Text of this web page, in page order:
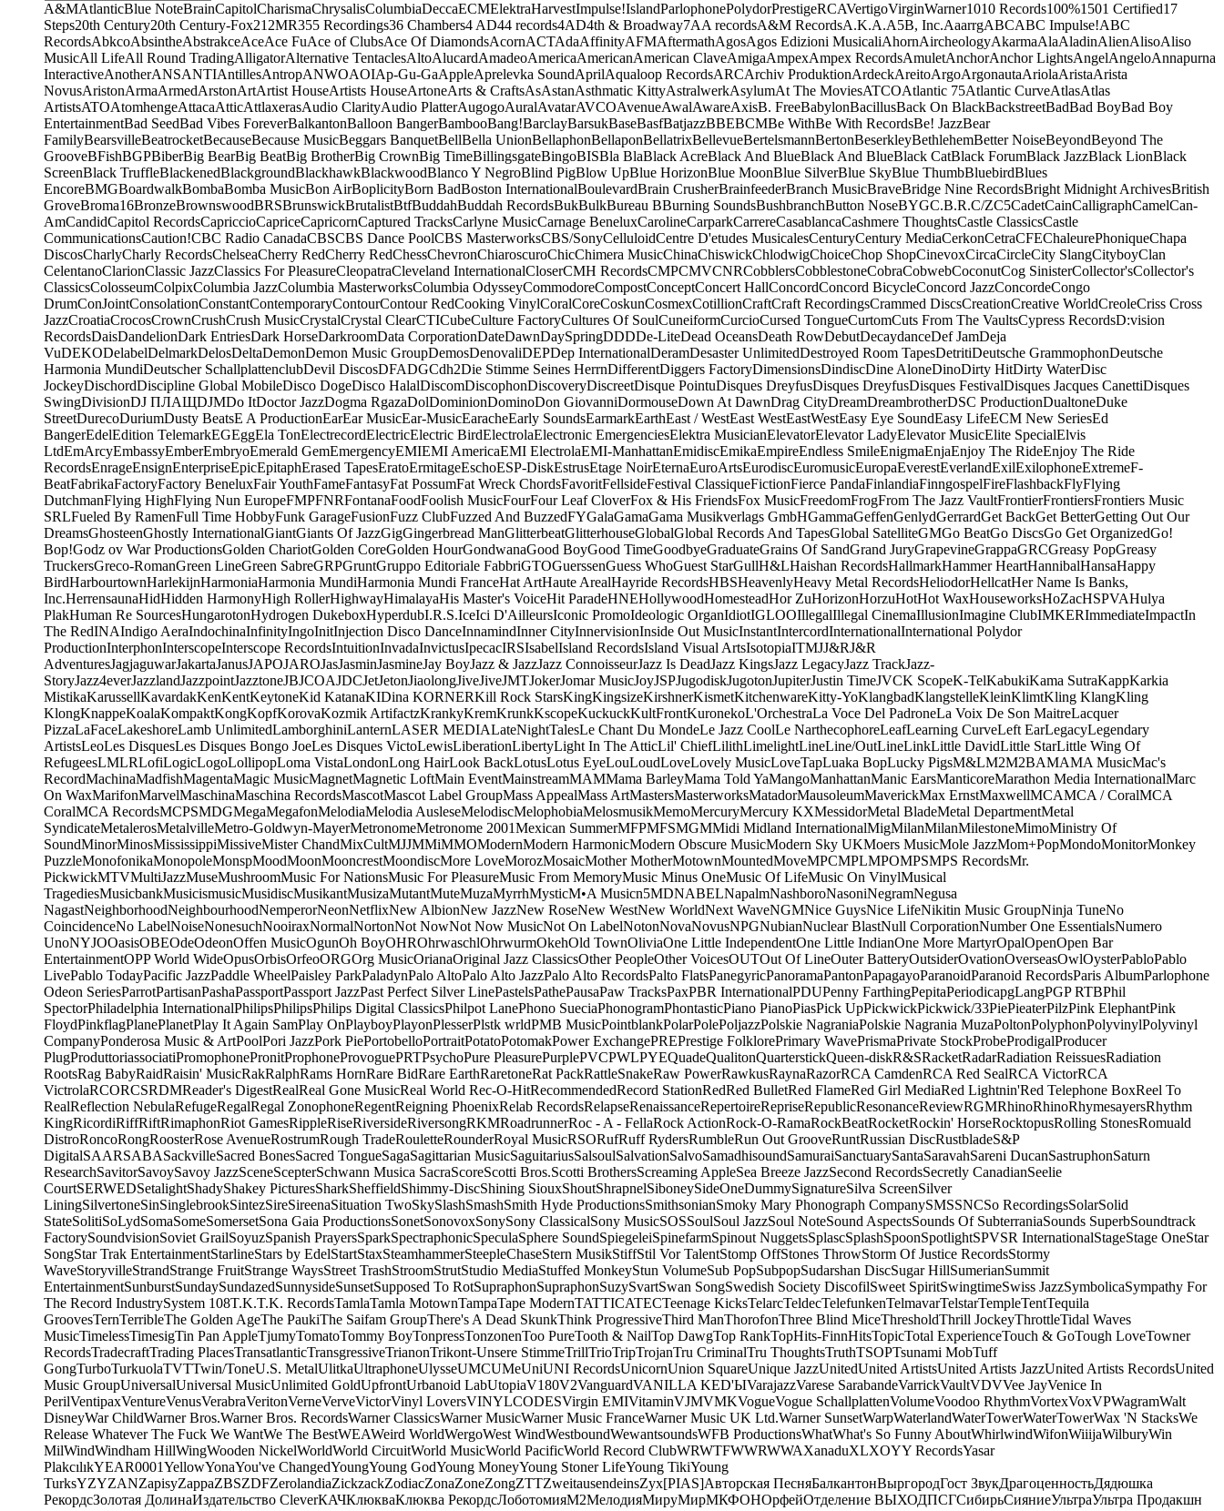
A&MAtlanticBlue NoteBrainCapitolCharismaChrysalisColumbiaDeccaECMElektraHarvestImpulse!IslandParlophonePolydorPrestigeRCAVertigoVirginWarner1010 Records100%1501 Certified17
Steps20th Century20th Century-Fox21 2MR355 Recordings36 Chambers4 AD44 records4AD4th & Broadway7AA recordsA&M RecordsA.K.A.A5B, Inc.AaarrgABCABC Impulse!ABC
RecordsAbkcoAbsintheAbstrakceAceAce FuAce of ClubsAce Of DiamondsAcornACTAdaAffinityAFMAftermathAgosAgos Edizioni MusicaliAhornAircheologyAkarmaAlaAladinAlienAlisoAliso
MusicAll LifeAll Round TradingAlligatorAlternative TentaclesAltoAlucardAmadeoAmericaAmericanAmerican ClaveAmigaAmpexAmpex RecordsAmuletAnchorAnchor LightsAngelAngeloAnnapurna
InteractiveAnotherANSANTIAntillesAntropANWOAOIAp-Gu-GaAppleAprelevka SoundAprilAqualoop RecordsARCArchiv ProduktionArdeckAreitoArgoArgonautaAriolaAristaArista
NovusAristonArmaArmedArstonArtArtist HouseArtists HouseArtoneArts & CraftsAsAstanAsthmatic KittyAstralwerkAsylumAt The MoviesATCOAtlantic 75Atlantic CurveAtlasAtlas
ArtistsATOAtomhengeAttacaAtticAttlaxerasAudio ClarityAudio PlatterAugogoAuralAvatarAVCOAvenueAwalAwareAxisB. FreeBabylonBacillusBack On BlackBackstreetBadBad BoyBad Boy
EntertainmentBad SeedBad Vibes ForeverBalkantonBalloon BangerBambooBang!BarclayBarsukBaseBasfBatjazzBBEBCMBe WithBe With RecordsBe! JazzBear
FamilyBearsvilleBeatrocketBecauseBecause MusicBeggars BanquetBellBella UnionBellaphonBellaponBellatrixBellevueBertelsmannBertonBeserkleyBethlehemBetter NoiseBeyondBeyond The
GrooveBFishBGPBiberBig BearBig BeatBig BrotherBig CrownBig TimeBillingsgateBingoBISBla BlaBlack AcreBlack And BlueBlack And BlueBlack CatBlack ForumBlack JazzBlack LionBlack
ScreenBlack TruffleBlackenedBlackgroundBlackhawkBlackwoodBlanco Y NegroBlind PigBlow UpBlue HorizonBlue MoonBlue SilverBlue SkyBlue ThumbBluebirdBlues
EncoreBMGBoardwalkBombaBomba MusicBon AirBoplicityBorn BadBoston InternationalBoulevardBrain CrusherBrainfeederBranch MusicBraveBridge Nine RecordsBright Midnight ArchivesBritish
GroveBroma16BronzeBrownswoodBRSBrunswickBrutalistBtfBuddahBuddah RecordsBukBulkBureau BBurning SoundsBushbranchButton NoseBYGC.B.R.C/ZC5CadetCainCalligraphCamelCan-
AmCandidCapitol RecordsCapriccioCapriceCapricornCaptured TracksCarlyne MusicCarnage BeneluxCarolineCarparkCarrereCasablancaCashmere ThoughtsCastle ClassicsCastle
CommunicationsCaution!CBC Radio CanadaCBSCBS Dance PoolCBS MasterworksCBS/SonyCelluloidCentre D'etudes MusicalesCenturyCentury MediaCerkonCetraCFEChaleurePhoniqueChapa
DiscosCharlyCharly RecordsChelseaCherry RedCherry RedChessChevronChiaroscuroChicChimera MusicChinaChiswickChlodwigChoiceChop ShopCinevoxCircaCircleCity SlangCityboyClan
CelentanoClarionClassic JazzClassics For PleasureCleopatraCleveland InternationalCloserCMH RecordsCMPCMVCNRCobblersCobblestoneCobraCobwebCoconutCog SinisterCollector'sCollector's
ClassicsColosseumColpixColumbia JazzColumbia MasterworksColumbia OdysseyCommodoreCompostConceptConcert HallConcordConcord BicycleConcord JazzConcordeCongo
DrumConJointConsolationConstantContemporaryContourContour RedCooking VinylCoralCoreCoskunCosmexCotillionCraftCraft RecordingsCrammed DiscsCreationCreative WorldCreoleCriss Cross
JazzCroatiaCrocosCrownCrushCrush MusicCrystalCrystal ClearCTICubeCulture FactoryCultures Of SoulCuneiformCurcioCursed TongueCurtomCuts From The VaultsCypress RecordsD:vision
RecordsDaisDandelionDark EntriesDark HorseDarkroomData CorporationDateDawnDaySpringDDDDe-LiteDead OceansDeath RowDebutDecaydanceDef JamDeja
VuDEKODelabelDelmarkDelosDeltaDemonDemon Music GroupDemosDenovaliDEPDep InternationalDeramDesaster UnlimitedDestroyed Room TapesDetritiDeutsche GrammophonDeutsche
Harmonia MundiDeutscher SchallplattenclubDevil DiscosDFADGCdh2Die Stimme Seines HerrnDifferentDiggers FactoryDimensionsDindiscDine AloneDinoDirty HitDirty WaterDisc
JockeyDischordDiscipline Global MobileDisco DogeDisco HalalDiscomDiscophonDiscoveryDiscreetDisque PointuDisques DreyfusDisques DreyfusDisques FestivalDisques Jacques CanettiDisques
SwingDivisionDJ ПЛАЩDJMDo ItDoctor JazzDogma RgazaDolDominionDominoDon GiovanniDormouseDown At DawnDrag CityDreamDreambrotherDSC ProductionDualtoneDuke
StreetDurecoDuriumDusty BeatsE A ProductionEarEar MusicEar-MusicEaracheEarly SoundsEarmarkEarthEast / WestEast WestEastWestEasy Eye SoundEasy LifeECM New SeriesEd
BangerEdelEdition TelemarkEGEggEla TonElectrecordElectricElectric BirdElectrolaElectronic EmergenciesElektra MusicianElevatorElevator LadyElevator MusicElite SpecialElvis
LtdEmArcyEmbassyEmberEmbryoEmerald GemEmergencyEMIEMI AmericaEMI ElectrolaEMI-ManhattanEmidiscEmikaEmpireEndless SmileEnigmaEnjaEnjoy The RideEnjoy The Ride
RecordsEnrageEnsignEnterpriseEpicEpitaphErased TapesEratoErmitageEschoESP-DiskEstrusEtage NoirEternaEuroArtsEurodiscEuromusicEuropaEverestEverlandExilExilophoneExtremeF-
BeatFabrikaFactoryFactory BeneluxFair YouthFameFantasyFat PossumFat Wreck ChordsFavoritFellsideFestival ClassiqueFictionFierce PandaFinlandiaFinngospelFireFlashbackFlyFlying
DutchmanFlying HighFlying Nun EuropeFMPFNRFontanaFoodFoolish MusicFourFour Leaf CloverFox & His FriendsFox MusicFreedomFrogFrom The Jazz VaultFrontierFrontiersFrontiers Music
SRLFueled By RamenFull Time HobbyFunk GarageFusionFuzz ClubFuzzed And BuzzedFYGalaGamaGama Musikverlags GmbHGammaGeffenGenlydGerrardGet BackGet BetterGetting Out Our
DreamsGhosteenGhostly InternationalGiantGiants Of JazzGigGingerbread ManGlitterbeatGlitterhouseGlobalGlobal Records And TapesGlobal SatelliteGMGo BeatGo DiscsGo Get OrganizedGo!
Bop!Godz ov War ProductionsGolden ChariotGolden CoreGolden HourGondwanaGood BoyGood TimeGoodbyeGraduateGrains Of SandGrand JuryGrapevineGrappaGRCGreasy PopGreasy
TruckersGreco-RomanGreen LineGreen SabreGRPGruntGruppo Editoriale FabbriGTOGuerssenGuess WhoGuest StarGullH&LHaishan RecordsHallmarkHammer HeartHannibalHansaHappy
BirdHarbourtownHarlekijnHarmoniaHarmonia MundiHarmonia Mundi FranceHat ArtHaute ArealHayride RecordsHBSHeavenlyHeavy Metal RecordsHeliodorHellcatHer Name Is Banks,
Inc.HerrensaunaHidHidden HarmonyHigh RollerHighwayHimalayaHis Master's VoiceHit ParadeHNEHollywoodHomesteadHor ZuHorizonHorzuHotHot WaxHouseworksHoZacHSPVAHulya
PlakHuman Re SourcesHungarotonHydrogen DukeboxHyperdubI.R.S.IceIci D'AilleursIconic PromoIdeologic OrganIdiotIGLOOIllegalIllegal CinemaIllusionImagine ClubIMKERImmediateImpactIn
The RedINAIndigo AeraIndochinaInfinityIngoInitInjection Disco DanceInnamindInner CityInnervisionInside Out MusicInstantIntercordInternationalInternational Polydor
ProductionInterphonInterscopeInterscope RecordsIntuitionInvadaInvictusIpecacIRSIsabelIsland RecordsIsland Visual ArtsIsotopiaITMJJ&RJ&R
AdventuresJagjaguwarJakartaJanusJAPOJAROJasJasminJasmineJay BoyJazz & JazzJazz ConnoisseurJazz Is DeadJazz KingsJazz LegacyJazz TrackJazz-
StoryJazz4everJazzlandJazzpointJazztoneJBJCOAJDCJetJetonJiaolongJiveJiveJMTJokerJomar MusicJoyJSPJugodiskJugotonJupiterJustin TimeJVCK ScopeK-TelKabukiKama SutraKappKarkia
MistikaKarussellKavardakKenKentKeytoneKid KatanaKIDina KORNERKill Rock StarsKingKingsizeKirshnerKismetKitchenwareKitty-YoKlangbadKlangstelleKleinKlimtKling KlangKling
KlongKnappeKoalaKompaktKongKopfKorovaKozmik ArtifactzKrankyKremKrunkKscopeKuckuckKultFrontKuronekoL'OrchestraLa Voce Del PadroneLa Voix De Son MaitreLacquer
PizzaLaFaceLakeshoreLamb UnlimitedLamborghiniLanternLASER MEDIALateNightTalesLe Chant Du MondeLe Jazz CoolLe NarthecophoreLeafLearning CurveLeft EarLegacyLegendary
ArtistsLeoLes DisquesLes Disques Bongo JoeLes Disques VictoLewisLiberationLibertyLight In The AtticLil' ChiefLilithLimelightLineLine/OutLineLinkLittle DavidLittle StarLittle Wing Of
RefugeesLMLRLofiLogicLogoLollipopLoma VistaLondonLong HairLook BackLotusLotus EyeLouLoudLoveLovely MusicLoveTapLuaka BopLucky PigsM&LM2M2BAMAMA MusicMac's
RecordMachinaMadfishMagentaMagic MusicMagnetMagnetic LoftMain EventMainstreamMAMMama BarleyMama Told YaMangoManhattanManic EarsManticoreMarathon Media InternationalMarc
On WaxMarifonMarvelMaschinaMaschina RecordsMascotMascot Label GroupMass AppealMass ArtMastersMasterworksMatadorMausoleumMaverickMax ErnstMaxwellMCAMCA / CoralMCA
CoralMCA RecordsMCPSMDGMegaMegafonMelodiaMelodia AusleseMelodiscMelophobiaMelosmusikMemoMercuryMercury KXMessidorMetal BladeMetal DepartmentMetal
SyndicateMetalerosMetalvilleMetro-Goldwyn-MayerMetronomeMetronome 2001Mexican SummerMFPMFSMGMMidi Midland InternationalMigMilanMilanMilestoneMimoMinistry Of
SoundMinorMinosMississippiMissiveMister ChandMixCultMJJMMiMMOModernModern HarmonicModern Obscure MusicModern Sky UKMoers MusicMole JazzMom+PopMondoMonitorMonkey
PuzzleMonofonikaMonopoleMonspMoodMoonMooncrestMoondiscMore LoveMorozMosaicMother MotherMotownMountedMoveMPCMPLMPOMPSMPS RecordsMr.
PickwickMTVMultiJazzMuseMushroomMusic For NationsMusic For PleasureMusic From MemoryMusic Minus OneMusic Of LifeMusic On VinylMusical
TragediesMusicbankMusicismusicMusidiscMusikantMusizaMutantMuteMuzaMyrrhMysticM•A Musicn5MDNABELNapalmNashboroNasoniNegramNegusa
NagastNeighborhoodNeighbourhoodNemperorNeonNetflixNew AlbionNew JazzNew RoseNew WestNew WorldNext WaveNGMNice GuysNice LifeNikitin Music GroupNinja TuneNo
CoincidenceNo LabelNoiseNonesuchNooiraxNormalNortonNot NowNot Now MusicNot On LabelNotonNovaNovusNPGNubianNuclear BlastNull CorporationNumber One EssentialsNumero
UnoNYJOOasisOBEOdeOdeonOffen MusicOgunOh BoyOHROhrwaschlOhrwurmOkehOld TownOliviaOne Little IndependentOne Little IndianOne More MartyrOpalOpenOpen Bar
EntertainmentOPP World WideOpusOrbisOrfeoORGOrg MusicOrianaOriginal Jazz ClassicsOther PeopleOther VoicesOUTOut Of LineOuter BatteryOutsiderOvationOverseasOwlOysterPabloPablo
LivePablo TodayPacific JazzPaddle WheelPaisley ParkPaladynPalo AltoPalo Alto JazzPalo Alto RecordsPalto FlatsPanegyricPanoramaPantonPapagayoParanoidParanoid RecordsParis AlbumParlophone
Odeon SeriesParrotPartisanPashaPassportPassport JazzPast Perfect Silver LinePastelsPathePausaPaw TracksPaxPBR InternationalPDUPenny FarthingPepitaPeriodicapgLangPGP RTBPhil
SpectorPhiladelphia InternationalPhilipsPhilipsPhilips Digital ClassicsPhilpot LanePhono SueciaPhonogramPhontasticPiano PianoPiasPick UpPickwickPickwick/33PiePieaterPilzPink ElephantPink
FloydPinkflagPlanePlanetPlay It Again SamPlay OnPlayboyPlayonPlesserPlstk wrldPMB MusicPointblankPolarPolePoljazzPolskie NagraniaPolskie Nagrania MuzaPoltonPolyphonPolyvinylPolyvinyl
CompanyPonderosa Music & ArtPoolPori JazzPork PiePortobelloPortraitPotatoPotomakPower ExchangePREPrestige FolklorePrimary WavePrismaPrivate StockProbeProdigalProducer
PlugProduttoriassociatiPromophonePronitProphoneProvoguePRTPsychoPure PleasurePurplePVCPWLPYEQuadeQualitonQuarterstickQueen-diskR&SRacketRadarRadiation ReissuesRadiation
RootsRag BabyRaidRaisin' MusicRakRalphRams HornRare BidRare EarthRaretoneRat PackRattleSnakeRaw PowerRawkusRaynaRazorRCA CamdenRCA Red SealRCA VictorRCA
VictrolaRCORCSRDMReader's DigestRealReal Gone MusicReal World Rec-O-HitRecommendedRecord StationRedRed BulletRed FlameRed Girl MediaRed Lightnin'Red Telephone BoxReel To
RealReflection NebulaRefugeRegalRegal ZonophoneRegentReigning PhoenixRelab RecordsRelapseRenaissanceRepertoireRepriseRepublicResonanceReviewRGMRhinoRhinoRhymesayersRhythm
KingRicordiRiffRiftRimaphonRiot GamesRippleRiseRiversideRiversongRKMRoadrunnerRoc - A - FellaRock ActionRock-O-RamaRockBeatRocketRockin' HorseRocktopusRolling StonesRomuald
DistroRoncoRongRoosterRose AvenueRostrumRough TradeRouletteRounderRoyal MusicRSORufRuff RydersRumbleRun Out GrooveRuntRussian DiscRustbladeS&P
DigitalSAARSABASackvilleSacred BonesSacred TongueSagaSagittarian MusicSaguitariusSalsoulSalvationSalvoSamadhisoundSamuraiSanctuarySantaSaravahSareni DucanSastruphonSaturn
ResearchSavitorSavoySavoy JazzSceneScepterSchwann Musica SacraScoreScotti Bros.Scotti BrothersScreaming AppleSea Breeze JazzSecond RecordsSecretly CanadianSeelie
CourtSERWEDSetalightShadyShakey PicturesSharkSheffieldShimmy-DiscShining SiouxShoutShrapnelSiboneySideOneDummySignatureSilva ScreenSilver
LiningSilvertoneSinSinglebrookSintezSireSireenaSituation TwoSkySlashSmashSmith Hyde ProductionsSmithsonianSmoky Mary Phonograph CompanySMSSNCSo RecordingsSolarSolid
StateSolitiSoLydSomaSomeSomersetSona Gaia ProductionsSonetSonovoxSonySony ClassicalSony MusicSOSSoulSoul JazzSoul NoteSound AspectsSounds Of SubterraniaSounds SuperbSoundtrack
FactorySoundvisionSoviet GrailSoyuzSpanish PrayersSparkSpectraphonicSpeculaSphere SoundSpiegeleiSpinefarmSpinout NuggetsSplascSplashSpoonSpotlightSPVSR InternationalStageStage OneStar
SongStar Trak EntertainmentStarlineStars by EdelStartStaxSteamhammerSteepleChaseStern MusikStiffStil Vor TalentStomp OffStones ThrowStorm Of Justice RecordsStormy
WaveStoryvilleStrandStrange FruitStrange WaysStreet TrashStroomStrutStudio MediaStuffed MonkeyStun VolumeSub PopSubpopSudarshan DiscSugar HillSumerianSummit
EntertainmentSunburstSundaySundazedSunnysideSunsetSupposed To RotSupraphonSupraphonSuzySvartSwan SongSwedish Society DiscofilSweet SpiritSwingtimeSwiss JazzSymbolicaSympathy For
The Record IndustrySystem 108T.K.T.K. RecordsTamlaTamla MotownTampaTape ModernTATTICATECTeenage KicksTelarcTeldecTelefunkenTelmavarTelstarTempleTentTequila
GroovesTernTerribleThe Golden AgeThe PaukiThe Saifam GroupThere's A Dead SkunkThink ProgressiveThird ManThorofonThree Blind MiceThresholdThrill JockeyThrottleTidal Waves
MusicTimelessTimesigTin Pan AppleTjumyTomatoTommy BoyTonpressTonzonenToo PureTooth & NailTop DawgTop RankTopHits-FinnHitsTopicTotal ExperienceTouch & GoTough LoveTowner
RecordsTradecraftTrading PlacesTransatlanticTransgressiveTrianonTrikont-Unsere StimmeTrillTrioTripTrojanTru CriminalTru ThoughtsTruthTSOPTsunami MobTuff
GongTurboTurkuolaTVTTwin/ToneU.S. MetalUlitkaUltraphoneUlysseUMCUMeUniUNI RecordsUnicornUnion SquareUnique JazzUnitedUnited ArtistsUnited Artists JazzUnited Artists RecordsUnited
Music GroupUniversalUniversal MusicUnlimited GoldUpfrontUrbanoid LabUtopiaV180V2VanguardVANILLA KED'ЫVarajazzVarese SarabandeVarrickVaultVDVVee JayVenice In
PerilVentipaxVentureVenusVerabraVeritonVerneVerveVictorVinyl LoversVINYLCODESVirgin EMIVitaminVJMVMKVogueVogue SchallplattenVolumeVoodoo RhythmVortexVoxVPWagramWalt
DisneyWar ChildWarner Bros.Warner Bros. RecordsWarner ClassicsWarner MusicWarner Music FranceWarner Music UK Ltd.Warner SunsetWarpWaterlandWaterTowerWaterTowerWax 'N StacksWe
Release Whatever The Fuck We WantWe The BestWEAWeird WorldWergoWest WindWestboundWewantsoundsWFB ProductionsWhatWhat's So Funny AboutWhirlwindWifonWiiijaWilburyWin
MilWindWindham HillWingWooden NickelWorldWorld CircuitWorld MusicWorld PacificWorld Record ClubWRWTFWWRWWAXanaduXLXOYY RecordsYasar
PlakcılıkYEAR0001YellowYonaYou've ChangedYoungYoung GodYoung MoneyYoung Stoner LifeYoung TikiYoung
TurksYZYZANZapisyZappaZBSZDFZerolandiaZickzackZodiacZonaZoneZongZTTZweitausendeinsZyx[PIAS]Авторская ПесняБалкантонВыргородГост ЗвукДрагоценностьДядюшка
РекордсЗолотая ДолинаИздательство CleverКАЧКлюкваКлюква РекордсЛоботомияМ2МелодияМируМирМКФОНОрфейОтделение ВЫХОДПСГСибирьСияниеУльтраУльтра Продакшн